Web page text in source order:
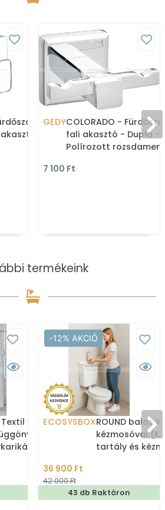
GEDYCOLORADO -
fali akasztó - Dupla -
Polírozott
7 100 Ft
termékeink
Textil varrott
12db
textil
-12% AKCIÓ
ECOSYSBOXROUND balos
kézmosóval
tartály és
36 900 Ft
42 000 Ft
43 db Raktáron